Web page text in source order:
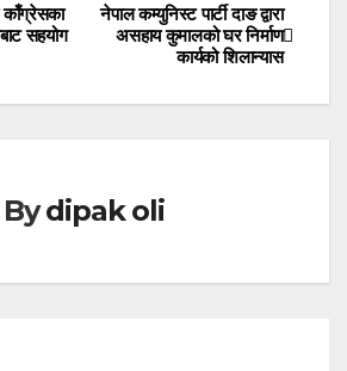
नेपाल कम्युनिस्ट पार्टी दाङ द्वारा
असहाय कुमालको घर निर्माण
कार्यको शिलान्यास
काँग्रेसका
सहयोग
Bydipak oli